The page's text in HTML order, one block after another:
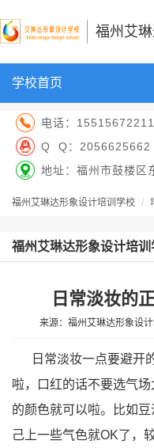
福州艾
学校首页
电话： 15515672211
Q Q： 2056625662
地址：福州市鼓楼区
福州艾琳达形象设计培训学校
福州艾琳达形象设计培
日常淡妆的
来源： 福州艾琳达形象设
日常淡妆一点要避开
啦，口红的话不要选气
的颜色就可以啦。比如
己上一些气色就OK了，